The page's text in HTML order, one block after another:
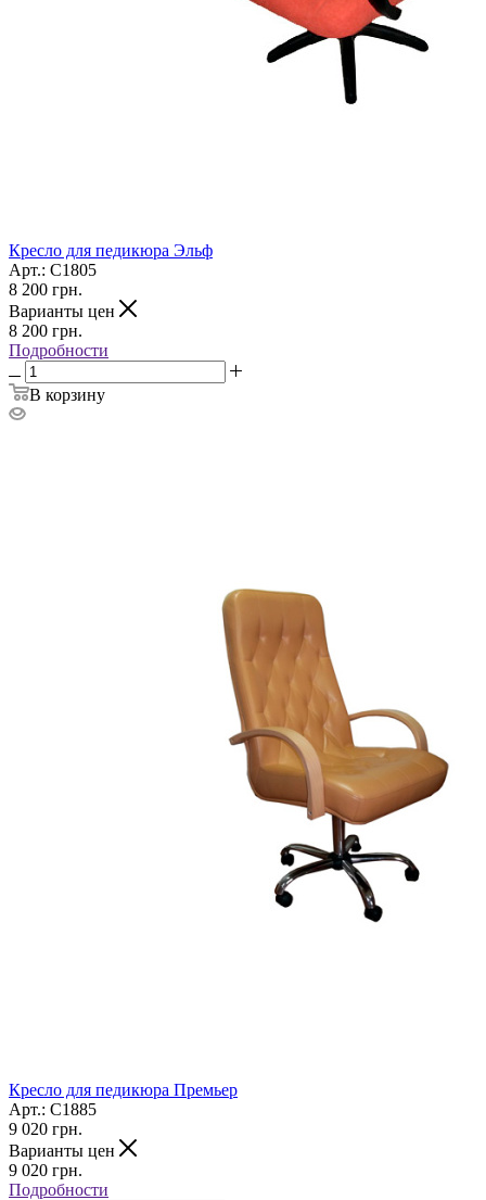
Кресло для педикюра Эльф
Арт.: С1805
8 200 грн.
Варианты цен
8 200 грн.
Подробности
В корзину
Кресло для педикюра Премьер
Арт.: С1885
9 020 грн.
Варианты цен
9 020 грн.
Подробности